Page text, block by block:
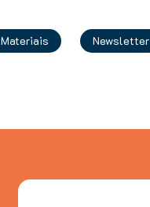
Materiais Newsletter